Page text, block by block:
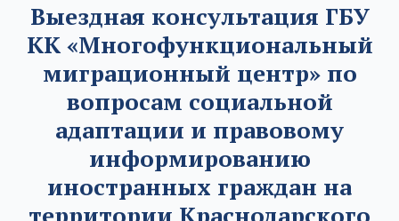
Выездная консультация ГБУ
КК «Многофункциональный
миграционный центр» по
вопросам социальной
адаптации и правовому
информированию
иностранных граждан на
территории Краснодарского